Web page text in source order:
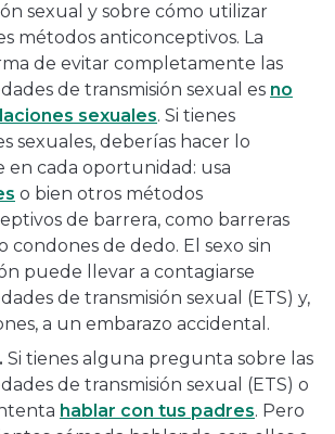
sexual y sobre cómo utilizar
métodos anticonceptivos. La
de evitar completamente las
de transmisión sexual es no
sexuales. Si tienes
sexuales, deberías hacer lo
en cada oportunidad: usa
o bien otros métodos
de barrera, como barreras
condones de dedo. El sexo sin
puede llevar a contagiarse
de transmisión sexual (ETS) y,
a un embarazo accidental.
Si tienes alguna pregunta sobre las
de transmisión sexual (ETS) o
hablar con tus padres. Pero